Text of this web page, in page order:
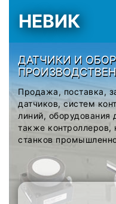
НЕВИК
ДАТЧИКИ И
Продажа, поставка,
датчиков, систем
линий, оборудования
также контроллеров,
станков